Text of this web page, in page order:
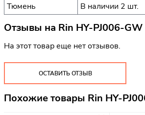
Тюмень
В наличии 2 шт.
Отзывы на Rin HY-PJ006-GW
На этот товар еще нет отзывов.
ОСТАВИТЬ ОТЗЫВ
Похожие товары Rin HY-